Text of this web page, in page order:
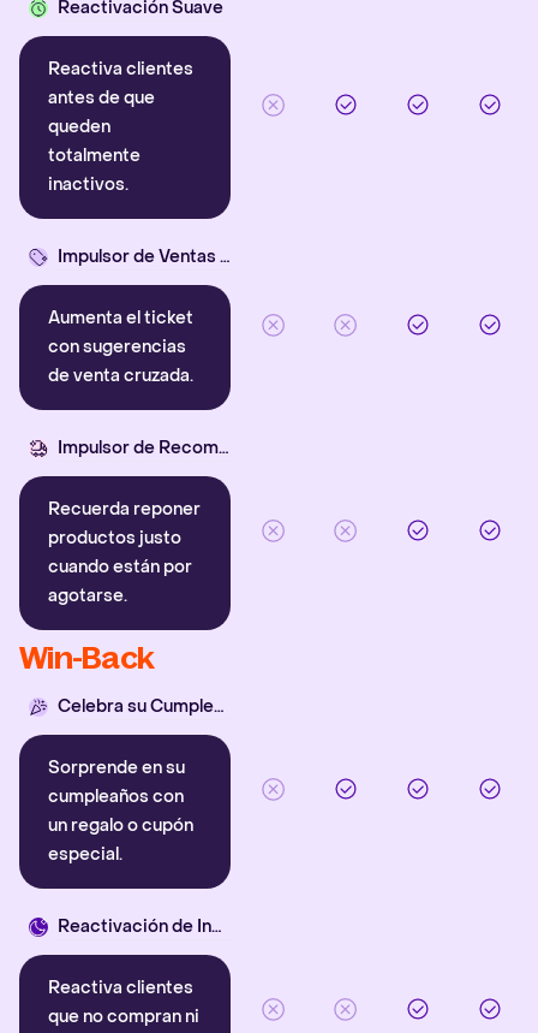
Reactivación Suave
Reactiva clientes
antes de que
queden
totalmente
inactivos.
Impulsor de Ventas Cruzadas
Aumenta el ticket
con sugerencias
de venta cruzada.
Impulsor de Recompra
Recuerda reponer
productos justo
cuando están por
agotarse.
Win-Back
Celebra su Cumpleaños
Sorprende en su
cumpleaños con
un regalo o cupón
especial.
Reactivación de Inactivos
Reactiva clientes
que no compran ni